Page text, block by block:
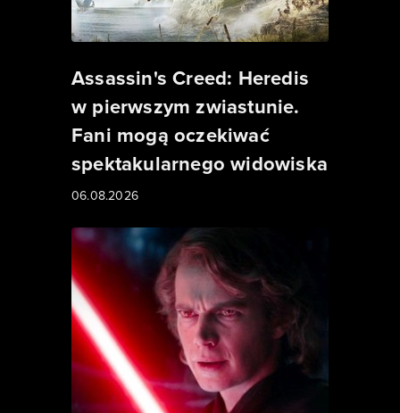
Assassin's Creed: Heredis
w pierwszym zwiastunie.
Fani mogą oczekiwać
spektakularnego widowiska
06.08.2026